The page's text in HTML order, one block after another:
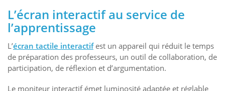
L’écran interactif au service de
l’apprentissage
L’écran tactile interactifest un appareil qui réduit le temps
de préparation des professeurs, un outil de collaboration, de
participation, de réflexion et d’argumentation.
Le moniteur interactif émet luminosité adaptée et réglable